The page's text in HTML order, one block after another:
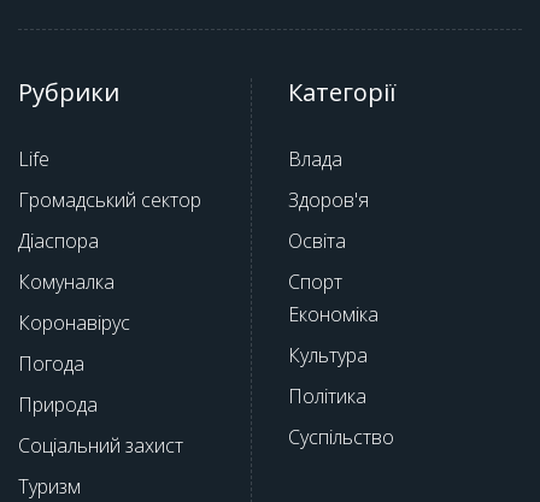
Рубрики
Life
Громадський сектор
Діаспора
Комуналка
Коронавірус
Погода
Природа
Соціальний захист
Туризм
Категорії
Влада
Здоров'я
Освіта
Спорт
Економіка
Культура
Політика
Суспільство